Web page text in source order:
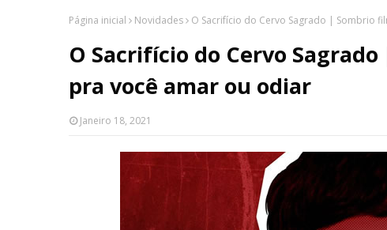
Página inicial Novidades O Sacrifício do Cervo Sagrado | Sombrio
O Sacrifício do Cervo
pra você amar ou odiar
Janeiro 18, 2021